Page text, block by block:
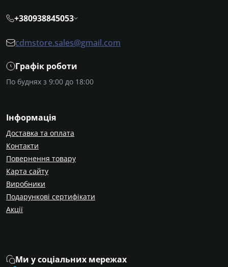
+380938845053
cdmstore.sales@gmail.com
Графік роботи
По буднях з 9:00 до 18:00
Інформація
Доставка та оплата
Контакти
Повернення товару
Карта сайту
Виробники
Подарункові сертифікати
Акції
Ми у соціальних мережах